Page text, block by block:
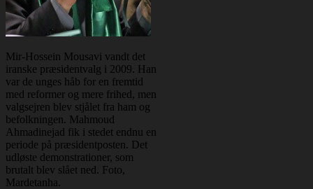
Mir-Hossein Mousavi vandt det
iranske præsidentvalg i 2009. Han
var de unges håb for en fremtid
med reformer og mere frihed, men
valgsejren blev stjålet fra ham og
befolkningen. Mahmoud
Ahmadinejad fik i stedet endnu en
periode på præsidentposten. Det
udløste demonstrationer, som
brutalt blev slået ned. Foto,
Mardetanha.